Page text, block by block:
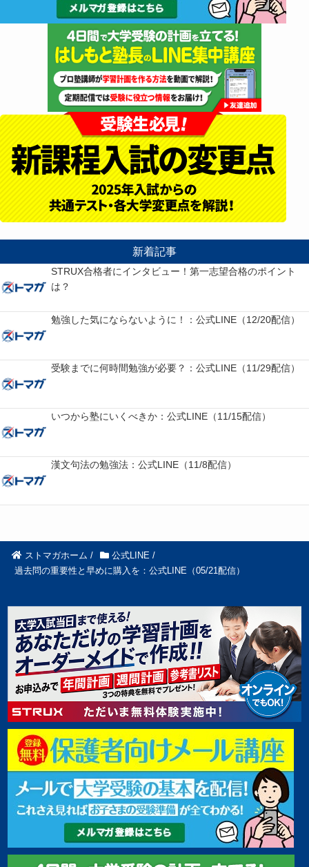
新着記事
STRUX合格者にインタビュー！第一志望合格のポイント
は？
勉強した気にならないように！：公式LINE（12/20配信）
受験までに何時間勉強が必要？：公式LINE（11/29配信）
いつから塾にいくべきか：公式LINE（11/15配信）
漢文句法の勉強法：公式LINE（11/8配信）
ストマガホーム / 公式LINE /
過去問の重要性と早めに購入を：公式LINE（05/21配信）